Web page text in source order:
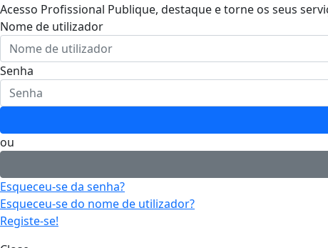
Acesso Profissional Publique, destaque e torne os seus
Nome de utilizador
Senha
ou
Esqueceu-se da senha?
Esqueceu-se do nome de utilizador?
Registe-se!